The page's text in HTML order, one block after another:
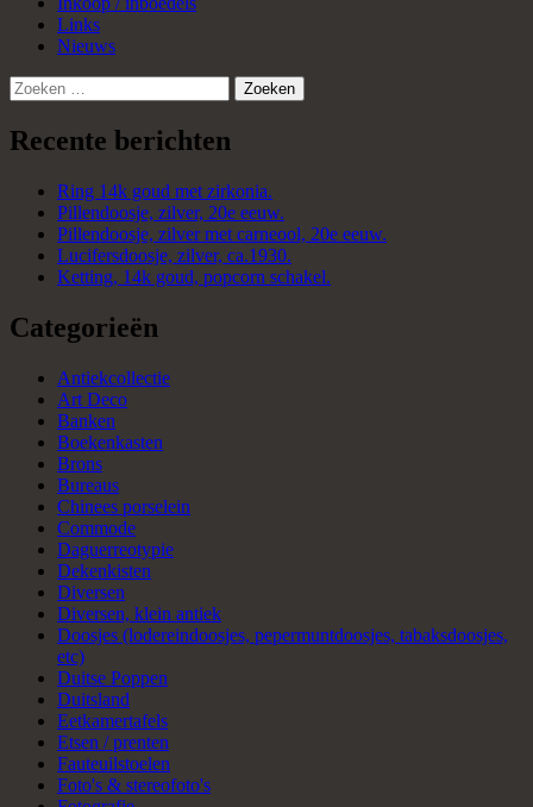
Links
Nieuws
Zoeken
naar:
Recente berichten
Ring 14k goud met zirkonia.
Pillendoosje, zilver, 20e eeuw.
Pillendoosje, zilver met carneool, 20e eeuw.
Lucifersdoosje, zilver, ca.1930.
Ketting, 14k goud, popcorn schakel.
Categorieën
Antiekcollectie
Art Deco
Banken
Boekenkasten
Brons
Bureaus
Chinees porselein
Commode
Daguerreotypie
Dekenkisten
Diversen
Diversen, klein antiek
Doosjes (lodereindoosjes, pepermuntdoosjes, tabaksdoosjes,
etc)
Duitse Poppen
Duitsland
Eetkamertafels
Etsen / prenten
Fauteuilstoelen
Foto's & stereofoto's